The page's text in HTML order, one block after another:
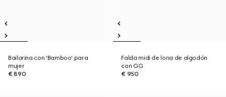
Bailarina con 'Bamboo' para
mujer
€ 890
Falda midi de lona de algodón
con GG
€ 950